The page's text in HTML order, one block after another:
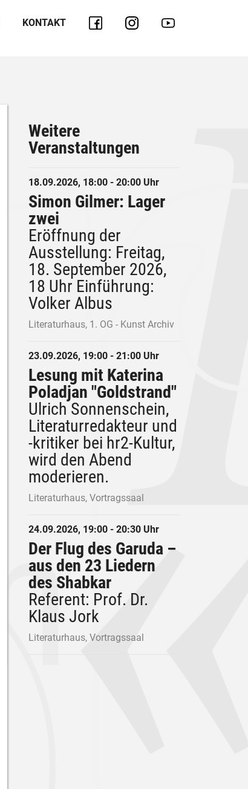
KONTAKT
Weitere
Veranstaltungen
18.09.2026, 18:00 - 20:00 Uhr
Simon Gilmer: Lager
zwei
Eröffnung der
Ausstellung: Freitag,
18. September 2026,
18 Uhr Einführung:
Volker Albus
Literaturhaus, 1. OG - Kunst Archiv
23.09.2026, 19:00 - 21:00 Uhr
Lesung mit Katerina
Poladjan "Goldstrand"
Ulrich Sonnenschein,
Literaturredakteur und
-kritiker bei hr2-Kultur,
wird den Abend
moderieren.
Literaturhaus, Vortragssaal
24.09.2026, 19:00 - 20:30 Uhr
Der Flug des Garuda –
aus den 23 Liedern
des Shabkar
Referent: Prof. Dr.
Klaus Jork
Literaturhaus, Vortragssaal